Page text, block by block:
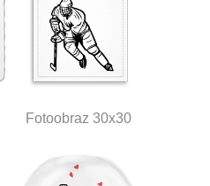
Fotoobraz 30x30